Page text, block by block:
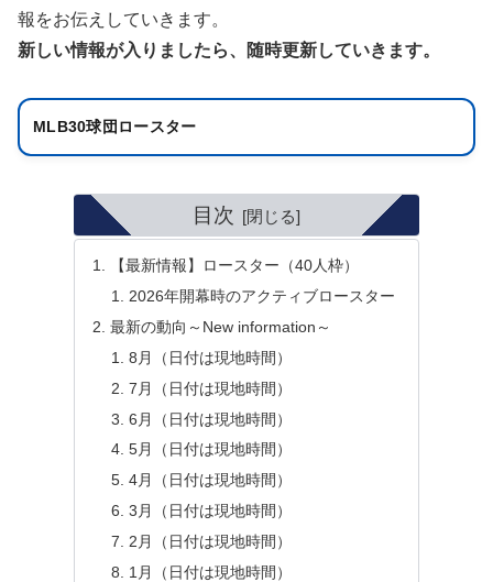
報をお伝えしていきます。
新しい情報が入りましたら、随時更新していきます。
MLB30球団ロースター
目次
【最新情報】ロースター（40人枠）
2026年開幕時のアクティブロースター
最新の動向～New information～
8月（日付は現地時間）
7月（日付は現地時間）
6月（日付は現地時間）
5月（日付は現地時間）
4月（日付は現地時間）
3月（日付は現地時間）
2月（日付は現地時間）
1月（日付は現地時間）